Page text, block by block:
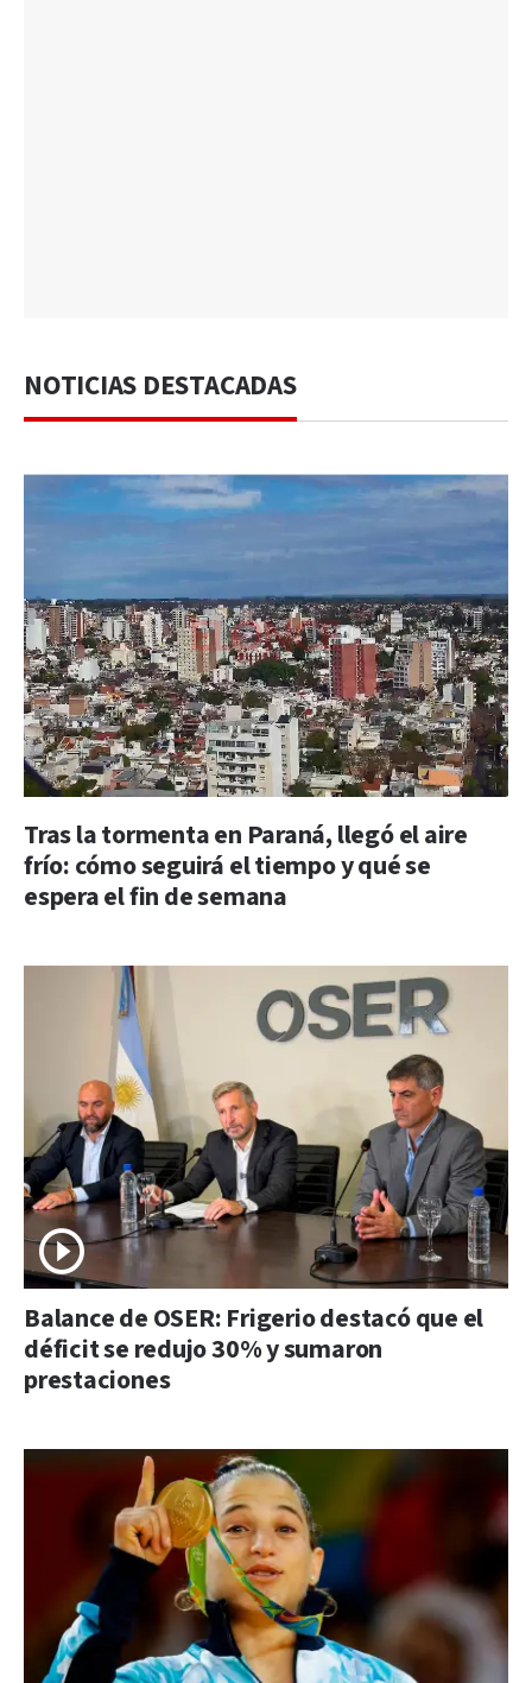
NOTICIAS DESTACADAS
Tras la tormenta en Paraná, llegó el aire
frío: cómo seguirá el tiempo y qué se
espera el fin de semana
Balance de OSER: Frigerio destacó que el
déficit se redujo 30% y sumaron
prestaciones